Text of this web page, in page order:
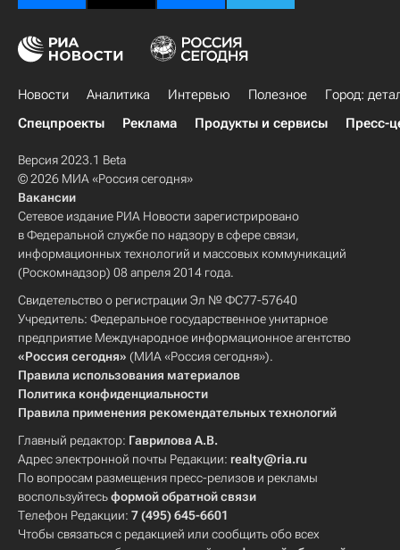
Новости Аналитика Интервью Полезное
Город:
Спецпроекты
Реклама Продукты и сервисы Пресс-
Версия 2023.1 Beta
© 2026 МИА «Россия сегодня»
Вакансии
Сетевое издание РИА Новости зарегистрировано
в Федеральной службе по надзору в сфере связи,
информационных технологий и массовых коммуникаций
(Роскомнадзор) 08 апреля 2014 года.
Свидетельство о регистрации Эл № ФС77-57640
Учредитель: Федеральное государственное унитарное
предприятие Международное информационное агентство
«Россия сегодня» (МИА «Россия сегодня»).
Правила использования материалов
Политика конфиденциальности
Правила применения рекомендательных технологий
Главный редактор: Гаврилова А.В.
Адрес электронной почты Редакции: realty@ria.ru
По вопросам размещения пресс-релизов и рекламы
воспользуйтесьформой обратной связи
Телефон Редакции: 7 (495) 645-6601
Чтобы связаться с редакцией или сообщить обо всех